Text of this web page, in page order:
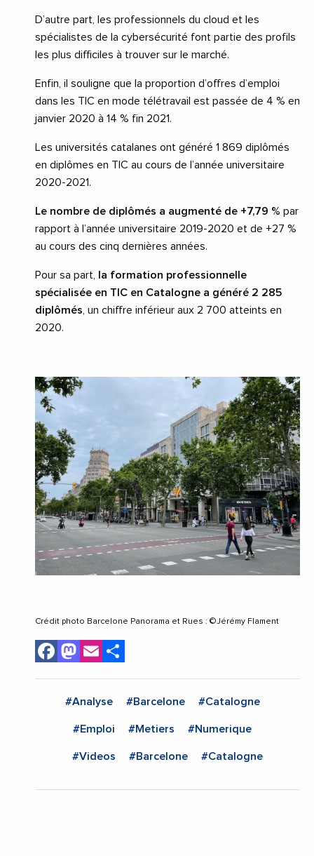
D’autre part, les professionnels du cloud et les
spécialistes de la cybersécurité font partie des profils
les plus difficiles à trouver sur le marché.
Enfin, il souligne que la proportion d’offres d’emploi
dans les TIC en mode télétravail est passée de 4 % en
janvier 2020 à 14 % fin 2021.
Les universités catalanes ont généré 1 869 diplômés
en diplômes en TIC au cours de l’année universitaire
2020-2021.
Le nombre de diplômés a augmenté de +7,79 % par
rapport à l’année universitaire 2019-2020 et de +27 %
au cours des cinq dernières années.
Pour sa part, la formation professionnelle
spécialisée en TIC en Catalogne a généré 2 285
diplômés , un chiffre inférieur aux 2 700 atteints en
2020.
Crédit photo Barcelone Panorama et Rues : ©Jérémy Flament
Facebook
Mastodon
Email
#Analyse #Barcelone #Catalogne
#Emploi #Metiers #Numerique
#Videos #Barcelone #Catalogne